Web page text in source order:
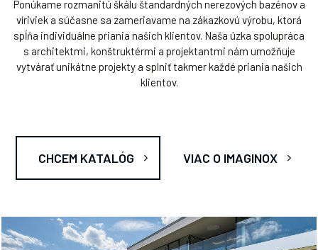
Ponúkame rozmanitú škálu štandardných nerezových bazénov a
víriviek a súčasne sa zameriavame na zákazkovú výrobu, ktorá
spĺňa individuálne priania našich klientov. Naša úzka spolupráca
s architektmi, konštruktérmi a projektantmi nám umožňuje
vytvárať unikátne projekty a splniť takmer každé priania našich
klientov.
CHCEM KATALÓG VIAC O IMAGINOX